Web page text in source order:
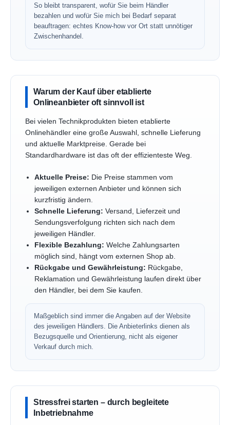
So bleibt transparent, wofür Sie beim Händler
bezahlen und wofür Sie mich bei Bedarf separat
beauftragen: echtes Know-how vor Ort statt unnötiger
Zwischenhandel.
Warum der Kauf über etablierte
Onlineanbieter oft sinnvoll ist
Bei vielen Technikprodukten bieten etablierte
Onlinehändler eine große Auswahl, schnelle Lieferung
und aktuelle Marktpreise. Gerade bei
Standardhardware ist das oft der effizienteste Weg.
Aktuelle Preise: Die Preise stammen vom
jeweiligen externen Anbieter und können sich
kurzfristig ändern.
Schnelle Lieferung: Versand, Lieferzeit und
Sendungsverfolgung richten sich nach dem
jeweiligen Händler.
Flexible Bezahlung: Welche Zahlungsarten
möglich sind, hängt vom externen Shop ab.
Rückgabe und Gewährleistung: Rückgabe,
Reklamation und Gewährleistung laufen direkt über
den Händler, bei dem Sie kaufen.
Maßgeblich sind immer die Angaben auf der Website
des jeweiligen Händlers. Die Anbieterlinks dienen als
Bezugsquelle und Orientierung, nicht als eigener
Verkauf durch mich.
Stressfrei starten – durch begleitete
Inbetriebnahme